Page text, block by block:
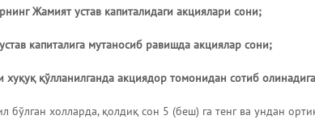
Жамият устав капиталидаги акциялари сони;
капиталига мутаносиб равишда акциялар сони;
хуқуқ қўлланилганда акциядор томонидан cотиб
бўлган холларда, қолдиқ сон 5 (беш) га тенг ва ундан